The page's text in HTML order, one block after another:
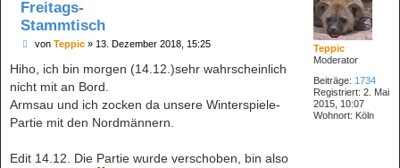
Teppic
Moderator
Beiträge: 1734
Registriert: 2. Mai
2015, 10:07
Wohnort: Köln
Freitags-
Stammtisch
B
i
r
a
g
von Teppic» 13. Dezember 2018, 15:25
Hiho, ich bin morgen (14.12.)sehr wahrscheinlich
nicht mit an Bord.
Armsau und ich zocken da unsere Winterspiele-
Partie mit den Nordmännern.
Edit 14.12. Die Partie wurde verschoben, bin also